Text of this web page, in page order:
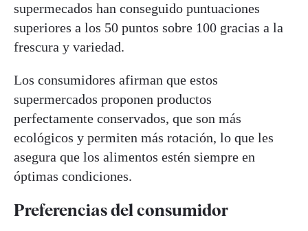
supermecados han conseguido puntuaciones
superiores a los 50 puntos sobre 100 gracias a la
frescura y variedad.
Los consumidores afirman que estos
supermercados proponen productos
perfectamente conservados, que son más
ecológicos y permiten más rotación, lo que les
asegura que los alimentos estén siempre en
óptimas condiciones.
Preferencias del consumidor